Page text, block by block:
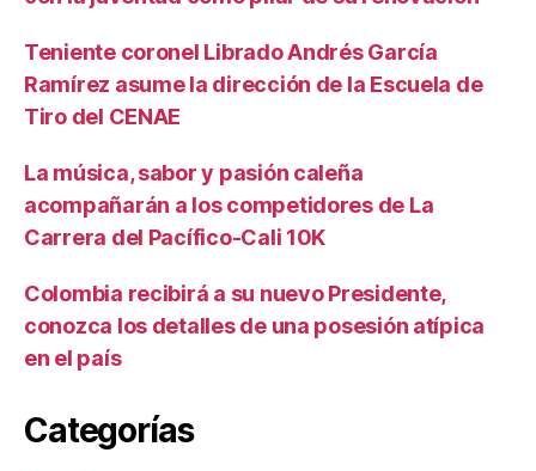
Teniente coronel Librado Andrés García
Ramírez asume la dirección de la Escuela de
Tiro del CENAE
La música, sabor y pasión caleña
acompañarán a los competidores de La
Carrera del Pacífico-Cali 10K
Colombia recibirá a su nuevo Presidente,
conozca los detalles de una posesión atípica
en el país
Categorías